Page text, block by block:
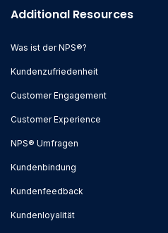
Additional Resources
Was ist der NPS®?
Kundenzufriedenheit
Customer Engagement
Customer Experience
NPS® Umfragen
Kundenbindung
Kundenfeedback
Kundenloyalität